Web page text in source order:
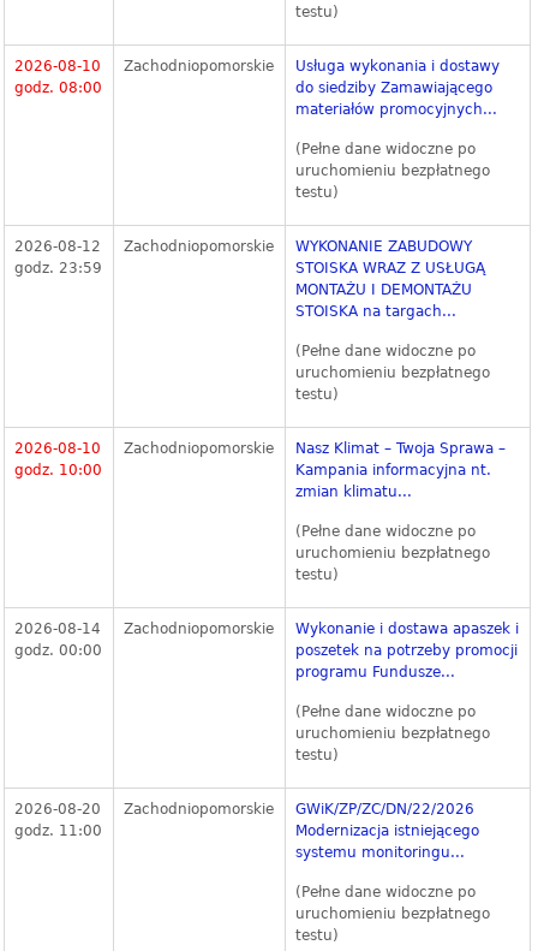
testu)
2026-08-10
godz. 08:00
Zachodniopomorskie
Usługa wykonania i dostawy
do siedziby Zamawiającego
materiałów promocyjnych...
(Pełne dane widoczne po
uruchomieniu bezpłatnego
testu)
2026-08-12
godz. 23:59
Zachodniopomorskie
WYKONANIE ZABUDOWY
STOISKA WRAZ Z USŁUGĄ
MONTAŻU I DEMONTAŻU
STOISKA na targach...
(Pełne dane widoczne po
uruchomieniu bezpłatnego
testu)
2026-08-10
godz. 10:00
Zachodniopomorskie
Nasz Klimat – Twoja Sprawa –
Kampania informacyjna nt.
zmian klimatu...
(Pełne dane widoczne po
uruchomieniu bezpłatnego
testu)
2026-08-14
godz. 00:00
Zachodniopomorskie
Wykonanie i dostawa apaszek i
poszetek na potrzeby promocji
programu Fundusze...
(Pełne dane widoczne po
uruchomieniu bezpłatnego
testu)
2026-08-20
godz. 11:00
Zachodniopomorskie
GWiK/ZP/ZC/DN/22/2026
Modernizacja istniejącego
systemu monitoringu...
(Pełne dane widoczne po
uruchomieniu bezpłatnego
testu)